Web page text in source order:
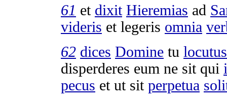
61 et dixit Hieremias ad
videris et legeris omnia
62 dices Domine tu locutus
disperderes eum ne sit qui
pecus et ut sit perpetua